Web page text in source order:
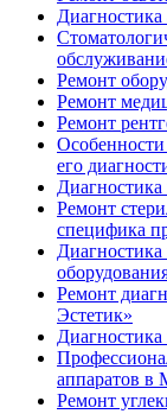
Ремонт
Ремонт
Ремонт
Особенности
его
Диагностика
Ремонт
специфика
Диагностика
Ремонт
Эстетик»
Диагностика
аппаратов в
Ремонт